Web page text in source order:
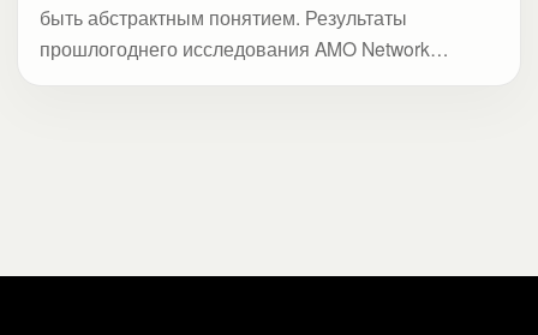
быть абстрактным понятием. Результаты
прошлогоднего исследования AMO Network